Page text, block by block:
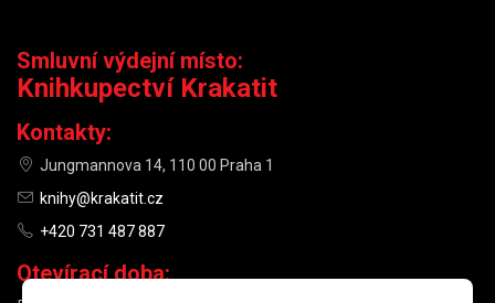
Smluvní výdejní místo:
Knihkupectví Krakatit
Kontakty:
Jungmannova 14, 110 00 Praha 1
knihy@krakatit.cz
+420 731 487 887
Otevírací doba: